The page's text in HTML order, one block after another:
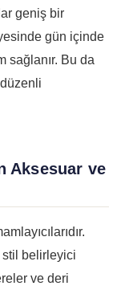
geniş bir
gün içinde
sağlanır. Bu da
Aksesuar ve
belirleyici
ve deri